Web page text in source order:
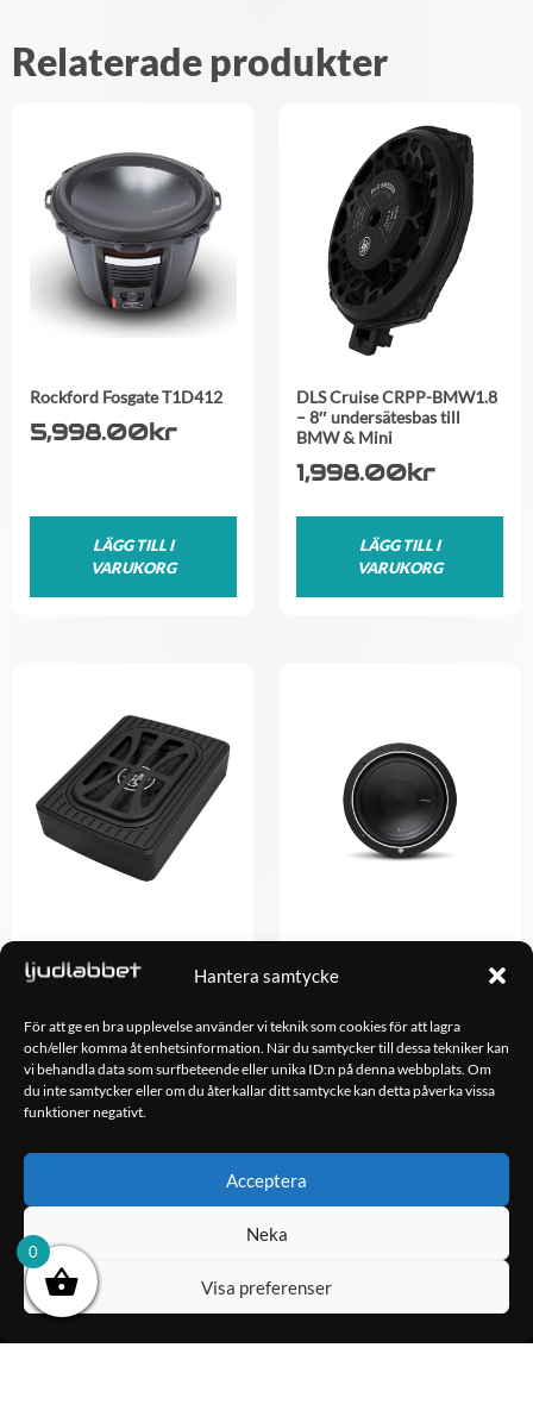
Hantera samtycke
För att ge en bra upplevelse använder vi teknik som cookies för att lagra
och/eller komma åt enhetsinformation. När du samtycker till dessa tekniker kan
vi behandla data som surfbeteende eller unika ID:n på denna webbplats. Om
du inte samtycker eller om du återkallar ditt samtycke kan detta påverka vissa
funktioner negativt.
Acceptera
Neka
Visa preferenser
Relaterade produkter
Rockford Fosgate T1D412
5,998.00kr
LÄGG TILL I
VARUKORG
DLS Cruise CRPP-BMW1.8
– 8″ undersätesbas till
BMW & Mini
1,998.00kr
LÄGG TILL I
VARUKORG
Undersätesbas
LÄGG TILL I
VARUKORG
P1S410
OM OSS
Ljudlabbet är en del av Kungshamns Bildepå – Ljudlabbet i
Sotenäs AB.
KONTAKT
0